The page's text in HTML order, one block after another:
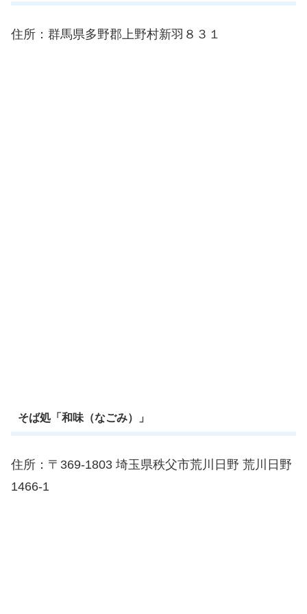
住所：群馬県多野郡上野村新羽８３１
そば処「和味（なごみ）」
住所：〒369-1803 埼玉県秩父市荒川日野 荒川日野
1466-1